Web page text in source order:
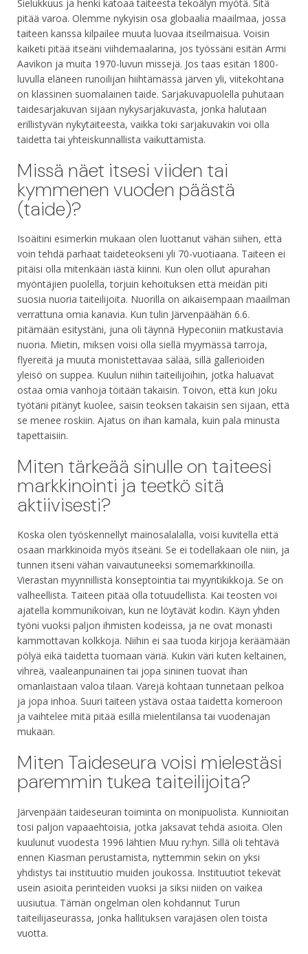
Sielukkuus ja henki katoaa taiteesta tekoälyn myötä. Sitä
pitää varoa. Olemme nykyisin osa globaalia maailmaa, jossa
taiteen kanssa kilpailee muuta luovaa itseilmaisua. Voisin
kaiketi pitää itseäni viihdemaalarina, jos työssäni esitän Armi
Aavikon ja muita 1970-luvun missejä. Jos taas esitän 1800-
luvulla eläneen runoilijan hiihtämässä järven yli, viitekohtana
on klassinen suomalainen taide. Sarjakuvapuolella puhutaan
taidesarjakuvan sijaan nykysarjakuvasta, jonka halutaan
erillistyvän nykytaiteesta, vaikka toki sarjakuvakin voi olla
taidetta tai yhteiskunnallista vaikuttamista.
Missä näet itsesi viiden tai
kymmenen vuoden päästä
(taide)?
Isoäitini esimerkin mukaan olen luottanut vähän siihen, että
voin tehdä parhaat taideteokseni yli 70-vuotiaana. Taiteen ei
pitäisi olla mitenkään iästä kiinni. Kun olen ollut apurahan
myöntäjien puolella, torjuin kehoituksen että meidän piti
suosia nuoria taiteilijoita. Nuorilla on aikaisempaan maailman
verrattuna omia kanavia. Kun tulin Järvenpäähän 6.6.
pitämään esitystäni, juna oli täynnä Hypeconiin matkustavia
nuoria. Mietin, miksen voisi olla siellä myymässä tarroja,
flyereitä ja muuta monistettavaa sälää, sillä gallerioiden
yleisö on suppea. Kuulun niihin taiteilijoihin, jotka haluavat
ostaa omia vanhoja töitään takaisin. Toivon, että kun joku
työtäni pitänyt kuolee, saisin teoksen takaisin sen sijaan, että
se menee roskiin. Ajatus on ihan kamala, kuin pala minusta
tapettaisiin.
Miten tärkeää sinulle on taiteesi
markkinointi ja teetkö sitä
aktiivisesti?
Koska olen työskennellyt mainosalalalla, voisi kuvitella että
osaan markkinoida myös itseäni. Se ei todellakaan ole niin, ja
tunnen itseni vähän vaivautuneeksi somemarkkinoilla.
Vierastan myynnillistä konseptointia tai myyntikikkoja. Se on
valheellista. Taiteen pitää olla totuudellista. Kai teosten voi
ajatella kommunikoivan, kun ne löytävät kodin. Käyn yhden
työni vuoksi paljon ihmisten kodeissa, ja ne ovat monasti
kammottavan kolkkoja. Niihin ei saa tuoda kirjoja keräämään
pölyä eikä taidetta tuomaan väriä. Kukin väri kuten keltainen,
vihreä, vaaleanpunainen tai jopa sininen tuovat ihan
omanlaistaan valoa tilaan. Värejä kohtaan tunnetaan pelkoa
ja jopa inhoa. Suuri taiteen ystävä ostaa taidetta komeroon
ja vaihtelee mitä pitää esillä mielentilansa tai vuodenajan
mukaan.
Miten Taideseura voisi mielestäsi
paremmin tukea taiteilijoita?
Järvenpään taideseuran toiminta on monipuolista. Kunnioitan
tosi paljon vapaaehtoisia, jotka jaksavat tehdä asioita. Olen
kuulunut vuodesta 1996 lähtien Muu ry:hyn. Sillä oli tehtävä
ennen Kiasman perustamista, nyttemmin sekin on yksi
yhdistys tai instituutio muiden joukossa. Instituutiot tekevät
usein asioita perinteiden vuoksi ja siksi niiden on vaikea
uusiutua. Tämän ongelman olen kohdannut Turun
taiteilijaseurassa, jonka hallituksen varajäsen olen toista
vuotta.